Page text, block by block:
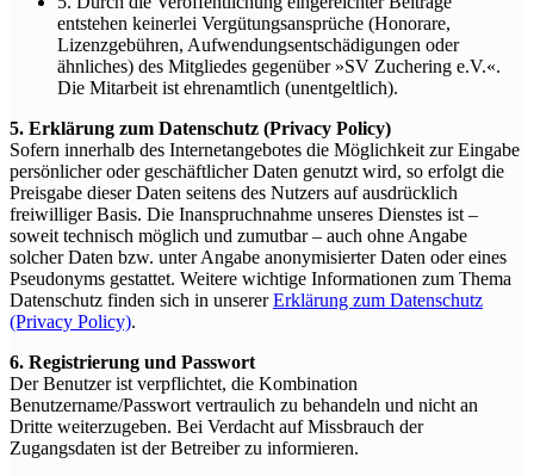
entstehen keinerlei Vergütungsansprüche (Honorare,
Lizenzgebühren, Aufwendungsentschädigungen oder
ähnliches) des Mitgliedes gegenüber »SV Zuchering e.V.«.
Die Mitarbeit ist ehrenamtlich (unentgeltlich).
5. Erklärung zum Datenschutz (Privacy Policy)
Sofern innerhalb des Internetangebotes die Möglichkeit zur Eingabe
persönlicher oder geschäftlicher Daten genutzt wird, so erfolgt die
Preisgabe dieser Daten seitens des Nutzers auf ausdrücklich
freiwilliger Basis. Die Inanspruchnahme unseres Dienstes ist –
soweit technisch möglich und zumutbar – auch ohne Angabe
solcher Daten bzw. unter Angabe anonymisierter Daten oder eines
Pseudonyms gestattet. Weitere wichtige Informationen zum Thema
Datenschutz finden sich in unsererErklärung zum Datenschutz
(Privacy Policy).
6. Registrierung und Passwort
Der Benutzer ist verpflichtet, die Kombination
Benutzername/Passwort vertraulich zu behandeln und nicht an
Dritte weiterzugeben. Bei Verdacht auf Missbrauch der
Zugangsdaten ist der Betreiber zu informieren.